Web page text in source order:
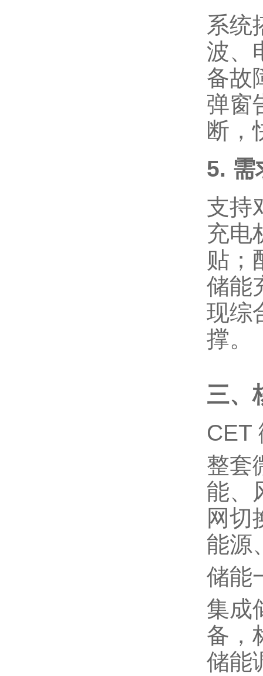
系统
波、
备故
弹窗
断，
5. 需
支持
充电
贴；
储能
现综
撑。
三、
CET
整套
能、
网切
能源
储能
集成
备，
储能